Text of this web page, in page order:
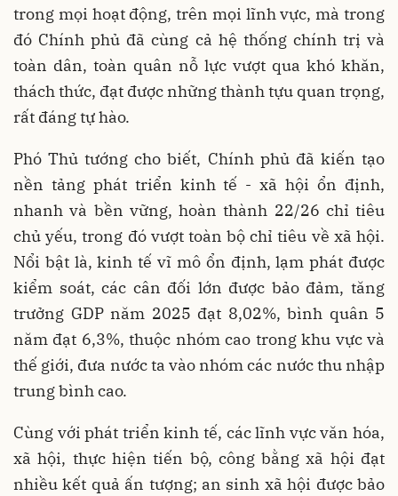
trong mọi hoạt động, trên mọi lĩnh vực, mà trong
đó Chính phủ đã cùng cả hệ thống chính trị và
toàn dân, toàn quân nỗ lực vượt qua khó khăn,
thách thức, đạt được những thành tựu quan trọng,
rất đáng tự hào.
Phó Thủ tướng cho biết, Chính phủ đã kiến tạo
nền tảng phát triển kinh tế - xã hội ổn định,
nhanh và bền vững, hoàn thành 22/26 chỉ tiêu
chủ yếu, trong đó vượt toàn bộ chỉ tiêu về xã hội.
Nổi bật là, kinh tế vĩ mô ổn định, lạm phát được
kiểm soát, các cân đối lớn được bảo đảm, tăng
trưởng GDP năm 2025 đạt 8,02%, bình quân 5
năm đạt 6,3%, thuộc nhóm cao trong khu vực và
thế giới, đưa nước ta vào nhóm các nước thu nhập
trung bình cao.
Cùng với phát triển kinh tế, các lĩnh vực văn hóa,
xã hội, thực hiện tiến bộ, công bằng xã hội đạt
nhiều kết quả ấn tượng; an sinh xã hội được bảo